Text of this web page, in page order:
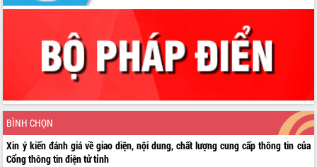
BÌNH CHỌN
Xin ý kiến đánh giá về giao diện, nội dung, chất lượng cung cấp thông tin của
Cổng thông tin điện tử tỉnh